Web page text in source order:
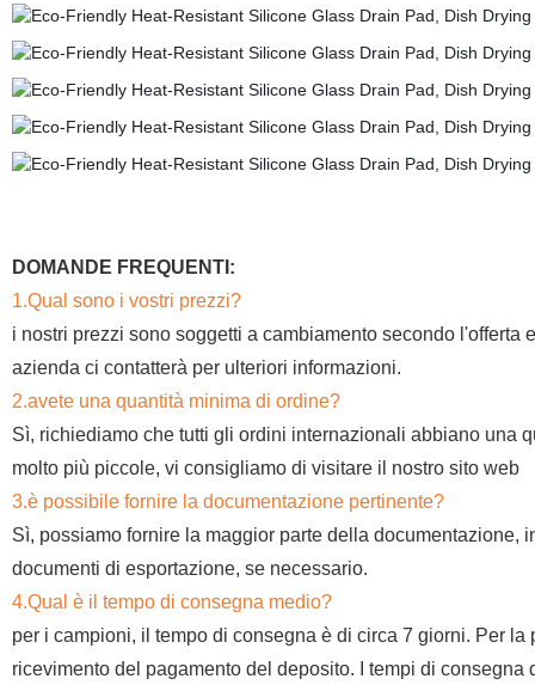
DOMANDE FREQUENTI:
1.Qual sono i vostri prezzi?
i nostri prezzi sono soggetti a cambiamento secondo
azienda ci contatterà per ulteriori informazioni.
2.avete una quantità minima di ordine?
Sì, richiediamo che tutti gli ordini internazionali abbiano una
molto più piccole, vi consigliamo di visitare il nostro sito web
3.è possibile fornire la documentazione pertinente?
Sì, possiamo fornire la maggior parte della
documenti di esportazione, se necessario.
4.Qual è il tempo di consegna medio?
per i campioni, il tempo di consegna è di circa 7 giorni. Per
ricevimento del pagamento del deposito. I tempi di